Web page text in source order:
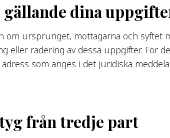
dina
om ursprunget, mottagarna och syftet
eller radering av dessa uppgifter. För
som anges i det juridiska
från tredje part